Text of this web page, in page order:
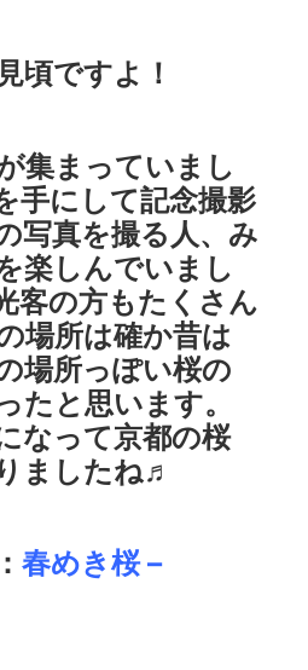
頃ですよ！
集まっていまし
手にして記念撮影
写真を撮る人、み
楽しんでいまし
客の方もたくさん
場所は確か昔は
場所っぽい桜の
たと思います。
なって京都の桜
ましたね♬
春めき桜 –